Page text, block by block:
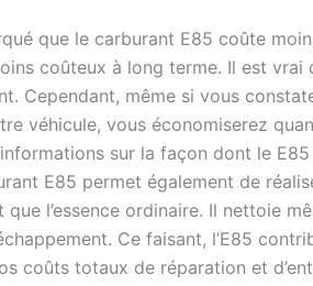
que le carburant E85 coûte
coûteux à long terme. Il est
Cependant, même si vous
véhicule, vous économiserez
sur la façon dont le
E85 permet également de
l’essence ordinaire. Il nettoie
Ce faisant, l’E85
coûts totaux de réparation et